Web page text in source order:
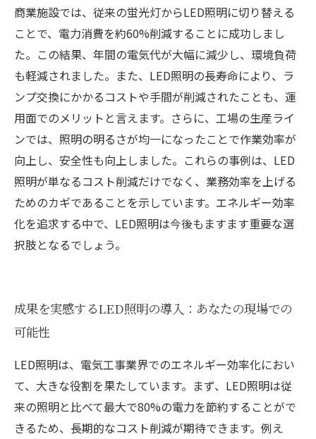
商業施設では、従来の蛍光灯からLED照明に切り替える
ことで、電力消費を約60%削減することに成功しまし
た。この結果、年間の電気代が大幅に減少し、環境負荷
も軽減されました。また、LED照明の長寿命により、ラ
ンプ交換にかかるコストや手間が削減されたことも、運
用面でのメリットと言えます。さらに、工場の生産ライ
ンでは、照明の明るさが均一になったことで作業効率が
向上し、安全性も向上しました。これらの事例は、LED
照明が単なるコスト削減だけでなく、業務効率を上げる
ためのカギであることを示しています。エネルギー効率
化を追求する中で、LED照明は今後もますます重要な選
択肢となるでしょう。
成果を実感するLED照明の導入：あなたの現場での
可能性
LED照明は、電気工事業界でのエネルギー効率化におい
て、大きな役割を果たしています。まず、LED照明は従
来の照明と比べて最大で80%の電力を節約することがで
きるため、長期的なコスト削減が期待できます。例え